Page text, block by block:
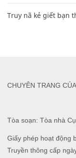
Truy nã kẻ giết bạn
Tòa soạn: Tòa nhà
Giấy phép hoạt động
Truyền thông cấp
CHUYÊN TRANG